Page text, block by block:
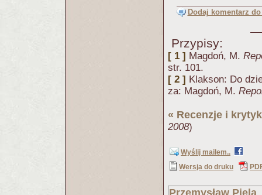
Dodaj komentarz
Przypisy:
[ 1 ] Magdoń, M.
str. 101.
[ 2 ] Klakson: Do
za: Magdoń, M.
« Recenzje i
2008)
Wyślij mailem..
Wersja do druku
Przemysław Piela